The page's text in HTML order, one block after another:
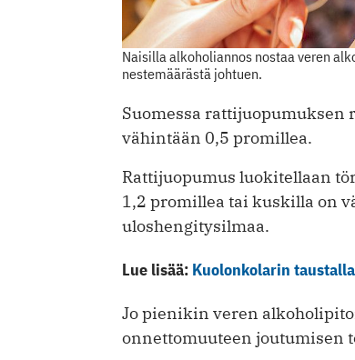
Naisilla alkoholiannos nostaa veren
nestemäärästä johtuen.
Suomessa
vähintään 0,5 promillea.
Rattijuopumus luokitellaan
1,2 promillea tai kuskilla on
uloshengitysilmaa.
Lue lisää: Kuolonkolarin
Jo pienikin veren
onnettomuuteen joutumisen